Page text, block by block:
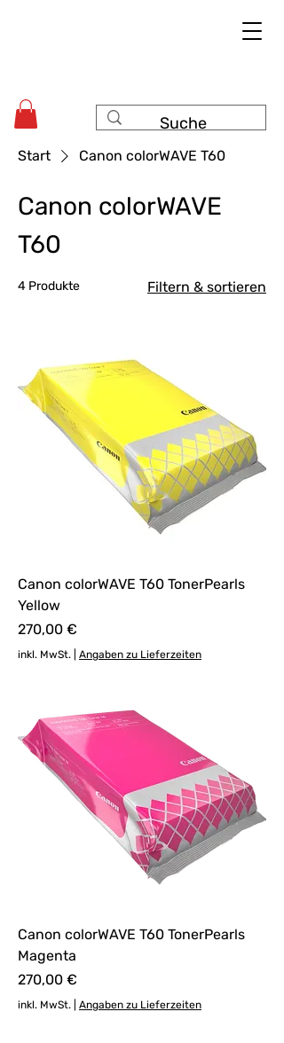
Start Canon colorWAVE T60
Canon colorWAVE
T60
4 Produkte Filtern & sortieren
Canon colorWAVE T60 TonerPearls
Yellow
Preis
270,00 €
inkl. MwSt. Angaben zu Lieferzeiten
Canon colorWAVE T60 TonerPearls
Magenta
Preis
270,00 €
inkl. MwSt. Angaben zu Lieferzeiten